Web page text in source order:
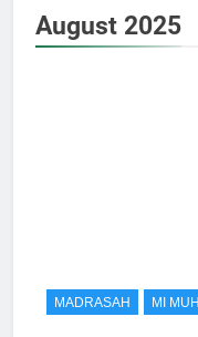
August 2025
MADRASAH MI